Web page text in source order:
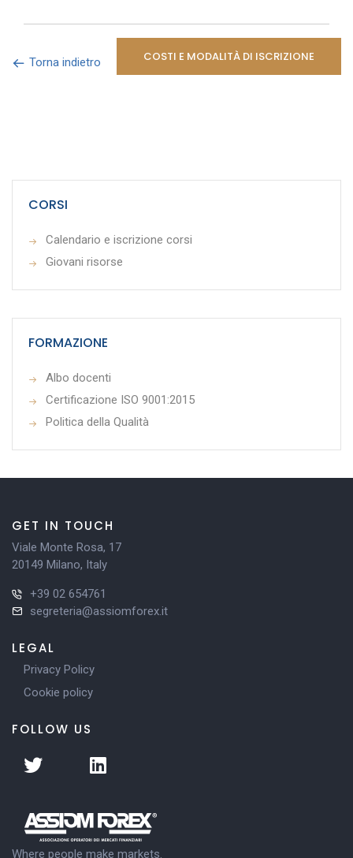
Torna indietro COSTI E MODALITÀ DI ISCRIZIONE
CORSI
Calendario e iscrizione corsi
Giovani risorse
FORMAZIONE
Albo docenti
Certificazione ISO 9001:2015
Politica della Qualità
Where people make markets.
GET IN TOUCH
Viale Monte Rosa, 17
20149 Milano, Italy
+39 02 654761
segreteria@assiomforex.it
LEGAL
Privacy Policy
Cookie policy
FOLLOW US